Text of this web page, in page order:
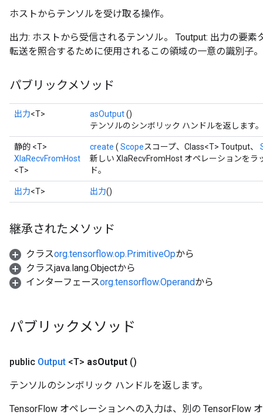
ホストからテンソルを受け取る操作。
出力: ホストから受信されるテンソル。 Toutput: 出力の要
転送を照合するために使用されるこの領域の一意の識別子。
パブリックメソッド
出力<T> asOutput()
テンソルのシンボリック ハンドルを返します。
静的 <T>
XlaRecvFromHost
<T>
create ( Scopeスコープ、Class<T> Toutput、
新しい XlaRecvFromHost オペレーションを
ド。
出力<T> 出力()
継承されたメソッド
クラスorg.tensorflow.op.PrimitiveOpから
クラスjava.lang.Objectから
インターフェースorg.tensorflow.Operandから
パブリックメソッド
public Output <T> asOutput ()
テンソルのシンボリック ハンドルを返します。
TensorFlow オペレーションへの入力は、別の TensorFlow